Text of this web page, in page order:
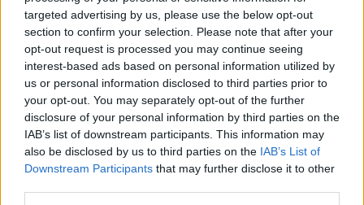
targeted advertising by us, please use the below opt-out
section to confirm your selection. Please note that after your
opt-out request is processed you may continue seeing
interest-based ads based on personal information utilized by
us or personal information disclosed to third parties prior to
your opt-out. You may separately opt-out of the further
disclosure of your personal information by third parties on the
IAB’s list of downstream participants. This information may
also be disclosed by us to third parties on the IAB’s List of
Downstream Participants that may further disclose it to other
Ως προς το ρωσικό κρατος οι κυρώσεις
αφορούν πρωτίστως τις δυνατότητες του
να δανείζεται από τις ευρωπαϊκές τράπεζες
και γενικότερα να αντλεί κεφαλαία από τις
ευρωπαϊκές χρηματαγορές.
Ο Γάλλος υπουργός Εξωτερικών ερωτηθείς
τέλος από δημοσιογράφο για τις σχέσεις